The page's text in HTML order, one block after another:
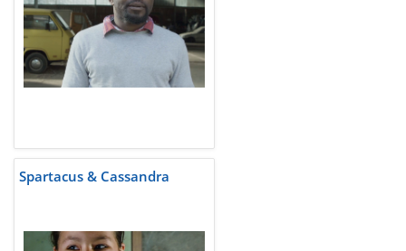
Spartacus & Cassandra